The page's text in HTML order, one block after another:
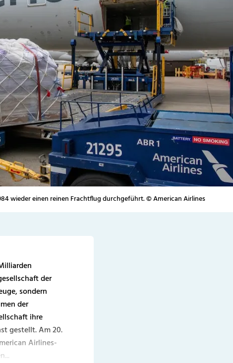
wieder einen reinen Frachtflug durchgeführt. © American Airlines
der
sondern
der
ihre
gestellt. Am 20.
Airlines-